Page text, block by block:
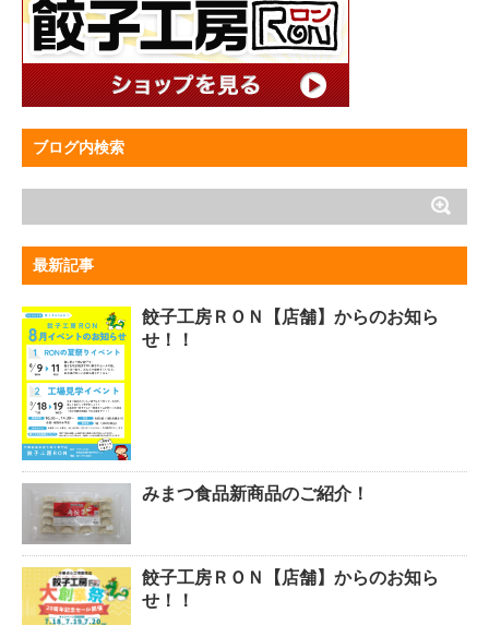
ブログ内検索
最新記事
餃子工房ＲＯＮ【店舗】からのお知ら
せ！！
みまつ食品新商品のご紹介！
餃子工房ＲＯＮ【店舗】からのお知ら
せ！！